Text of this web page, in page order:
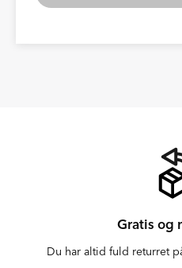
Gratis og
Du har altid fuld returret